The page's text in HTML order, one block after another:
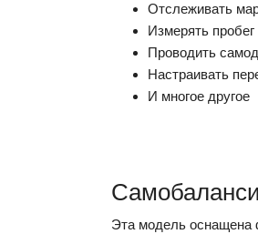
Отслеживать
Измерять пробег
Проводить
Настраивать
И многое другое
Эта модель оснащена